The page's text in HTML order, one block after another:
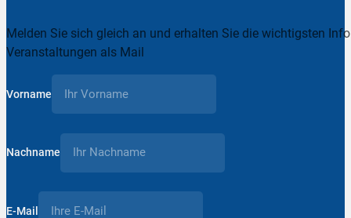
Melden Sie sich gleich an und erhalten Sie die wichtigsten
Veranstaltungen als Mail
Vorname
Nachname
E-Mail